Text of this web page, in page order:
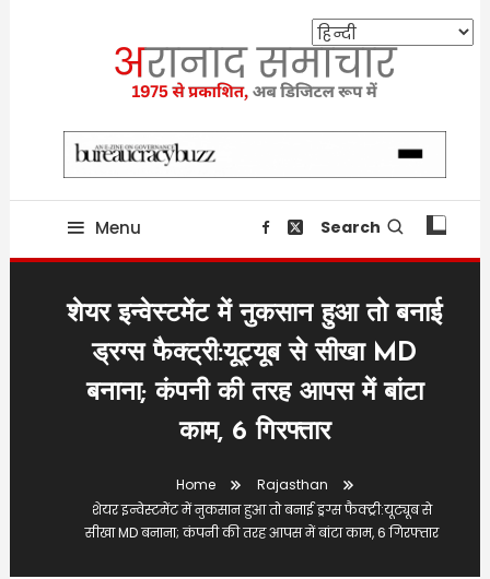
aranaadsamachar.in
Providing state related news since 1975
Menu Search
शेयर इन्वेस्टमेंट में नुकसान हुआ तो बनाई
ड्रग्स फैक्ट्री:यूट्यूब से सीखा MD
बनाना; कंपनी की तरह आपस में बांटा
काम, 6 गिरफ्तार
Home
Rajasthan
शेयर इन्वेस्टमेंट में नुकसान हुआ तो बनाई ड्रग्स फैक्ट्री:यूट्यूब से
सीखा MD बनाना; कंपनी की तरह आपस में बांटा काम, 6 गिरफ्तार